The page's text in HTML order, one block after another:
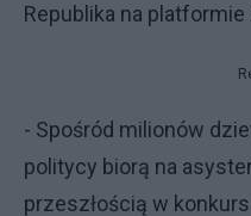
Republika na platformie
- Spośród milionów
politycy biorą na
przeszłością w